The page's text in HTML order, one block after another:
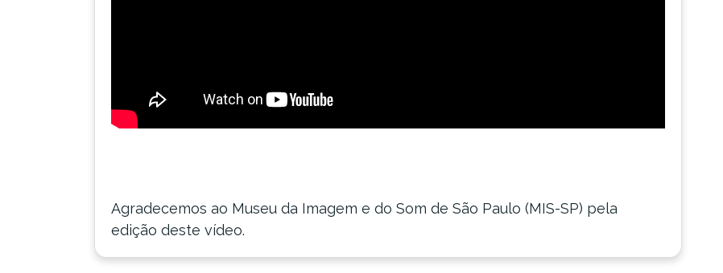
Agradecemos ao Museu da Imagem e do Som de São Paulo (MIS-SP) pela
edição deste vídeo.